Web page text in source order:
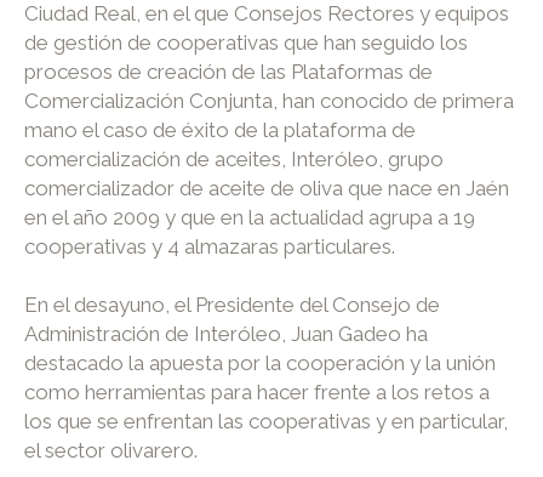
Ciudad Real, en el que Consejos Rectores y equipos
de gestión de cooperativas que han seguido los
procesos de creación de las Plataformas de
Comercialización Conjunta, han conocido de primera
mano el caso de éxito de la plataforma de
comercialización de aceites, Interóleo, grupo
comercializador de aceite de oliva que nace en Jaén
en el año 2009 y que en la actualidad agrupa a 19
cooperativas y 4 almazaras particulares.
En el desayuno, el Presidente del Consejo de
Administración de Interóleo, Juan Gadeo ha
destacado la apuesta por la cooperación y la unión
como herramientas para hacer frente a los retos a
los que se enfrentan las cooperativas y en particular,
el sector olivarero.